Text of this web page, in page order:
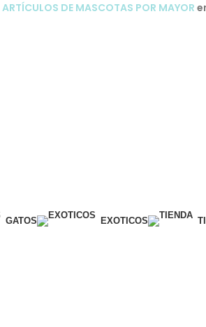
ARTÍCULOS DE MASCOTAS POR MAYOR
GATOS EXOTICOS